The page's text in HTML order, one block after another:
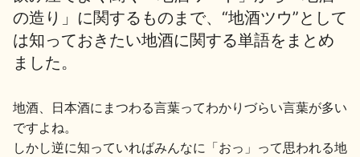
地酒用語集 地酒解体新書
お楽しみコンテンツ
の造り」に関するものまで、 “地酒ツウ”として
は知っておきたい地酒に関する単語をまとめ
ました。
地酒、日本酒にまつわる言葉ってわかりづらい言葉が多い
ですよね。
しかし逆に知っていればみんなに「おっ」って思われる地